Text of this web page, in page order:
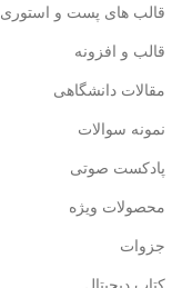
قالب های پست و استوری
قالب و افزونه
مقالات دانشگاهی
نمونه سوالات
پادکست صوتی
محصولات ویژه
جزوات
کتاب دیجیتال